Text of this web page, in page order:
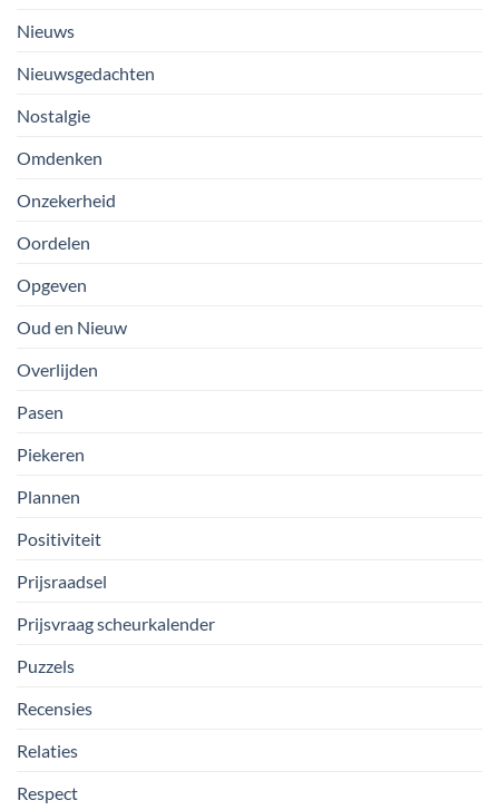
Nieuws
Nieuwsgedachten
Nostalgie
Omdenken
Onzekerheid
Oordelen
Opgeven
Oud en Nieuw
Overlijden
Pasen
Piekeren
Plannen
Positiviteit
Prijsraadsel
Prijsvraag scheurkalender
Puzzels
Recensies
Relaties
Respect